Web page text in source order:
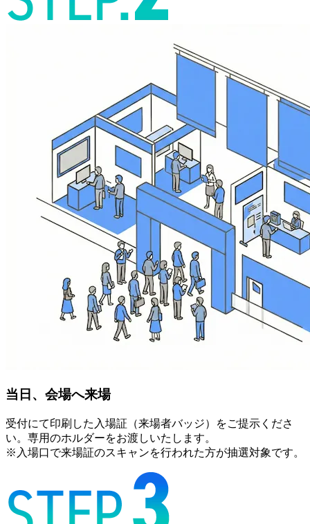
当日、会場へ来場
受付にて印刷した入場証（来場者バッジ）をご提示くださ
い。専用のホルダーをお渡しいたします。
※入場口で来場証のスキャンを行われた方が抽選対象です。